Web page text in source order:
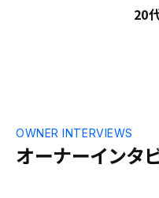
20
オーナーインタ
OWNER INTERVIEWS